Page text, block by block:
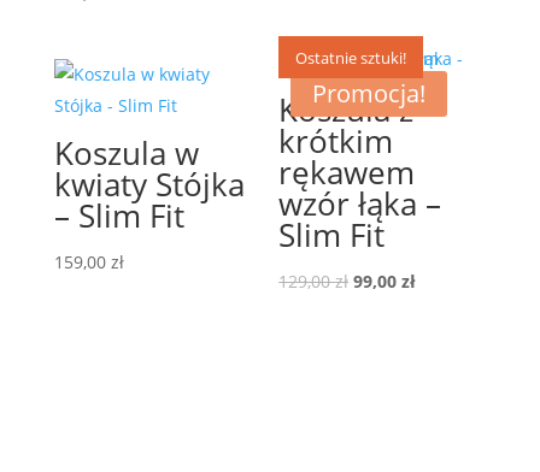
Koszula w
kwiaty Stójka
– Slim Fit
159,00 zł
Promocja!
Ostatnie sztuki!
Koszula z
krótkim
rękawem
wzór łąka –
Slim Fit
129,00zł Pierwotna
99,00złAktualna